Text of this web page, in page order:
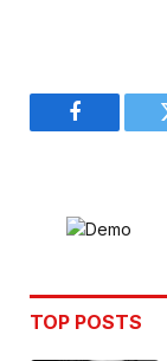
Facebook
TOP POSTS